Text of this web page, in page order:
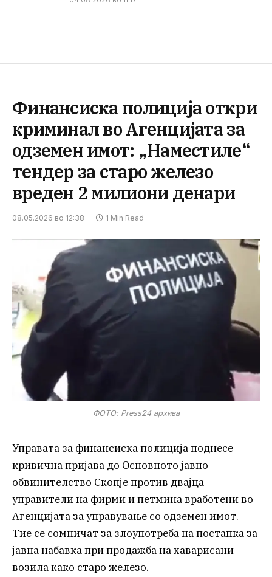
Финансиска полиција откри
криминал во Агенцијата за
одземен имот: „Наместиле“
тендер за старо железо
вреден 2 милиони денари
08.05.2026 во 12:38 1 Min Read
ФОТО: Press24 архива
Управата за финансиска полиција поднесе
кривична пријава до Основното јавно
обвинителство Скопје против двајца
управители на фирми и петмина вработени во
Агенцијата за управување со одземен имот.
Тие се сомничат за злоупотреба на постапка за
јавна набавка при продажба на хаварисани
возила како старо железо.